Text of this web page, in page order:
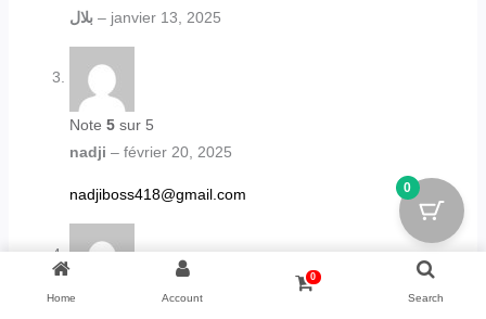
بلال – janvier 13, 2025
Note 5sur 5
nadji – février 20, 2025
nadjiboss418@gmail.com
Note
Home Account
0
Search
0